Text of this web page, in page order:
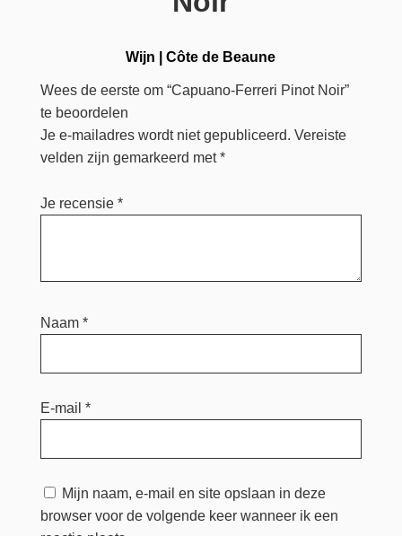
Wijn |Côte de Beaune
Wees de eerste om “Capuano‑Ferreri Pinot Noir”
te beoordelen
Je e-mailadres wordt niet gepubliceerd. Vereiste
velden zijn gemarkeerd met*
Je recensie *
Naam *
E-mail *
Mijn naam, e-mail en site opslaan in deze
browser voor de volgende keer wanneer ik een